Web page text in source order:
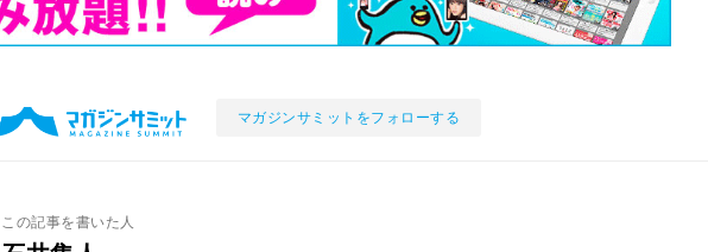
マガジンサミットをフォローする
この記事を書いた人